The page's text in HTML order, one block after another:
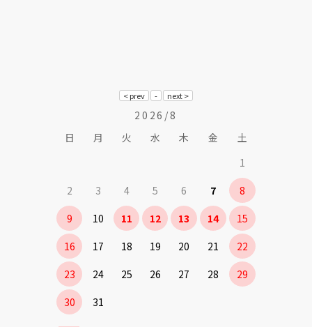
2026/8
日
月 火 水 木 金
土
1
2
3 4 5 6 7
8
9
10 11 12 13 14
15
16
17 18 19 20 21
22
23
24 25 26 27 28
29
30
31